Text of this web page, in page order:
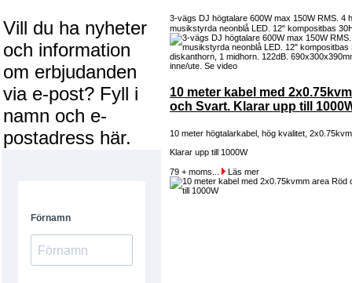
Vill du ha nyheter
och information
om erbjudanden
via e-post? Fyll i
namn och e-
postadress här.
3-vägs DJ högtalare 600W max 150W RMS. 4
musikstyrda neonblå LED. 12" kompositbas
10 meter kabel med
och Svart. Klarar upp till
10 meter högtalarkabel, hög kvalitet,
Klarar upp till 1000W
79 + moms... Läs mer